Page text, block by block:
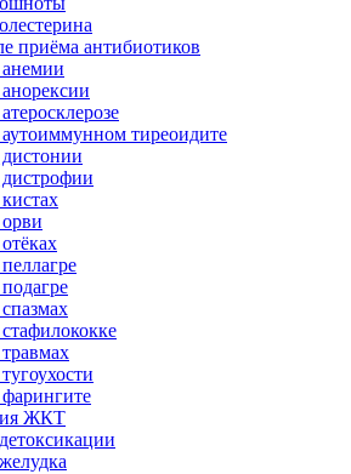
приёма антибиотиков
тиреоидите
ЖКТ